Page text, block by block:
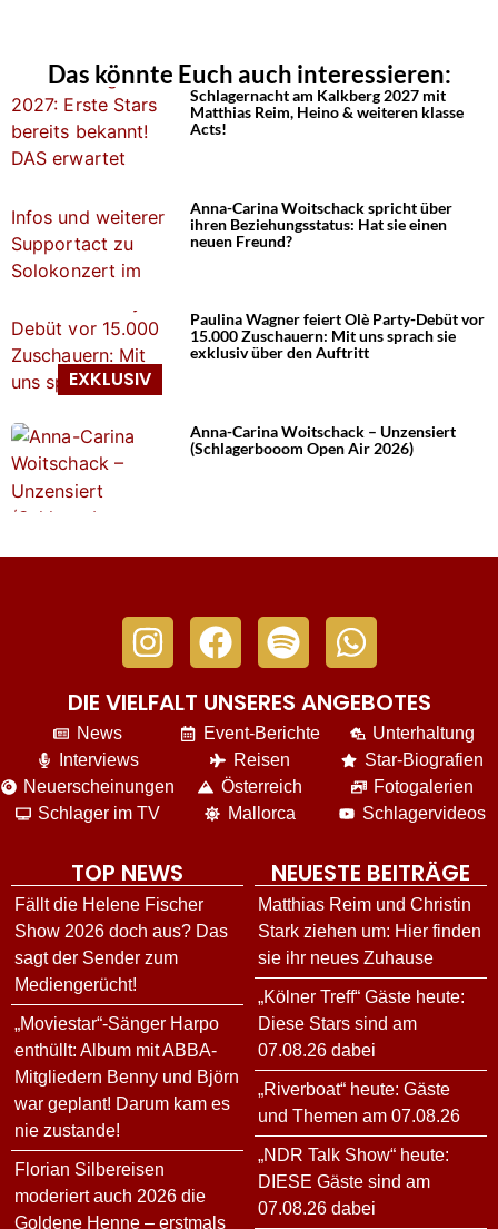
Das könnte Euch auch interessieren:
Schlagernacht am Kalkberg 2027 mit
Matthias Reim, Heino & weiteren klasse
Acts!
Anna-Carina Woitschack spricht über
ihren Beziehungsstatus: Hat sie einen
neuen Freund?
Paulina Wagner feiert Olè Party-Debüt vor
15.000 Zuschauern: Mit uns sprach sie
exklusiv über den Auftritt
Anna-Carina Woitschack – Unzensiert
(Schlagerbooom Open Air 2026)
DIE VIELFALT UNSERES ANGEBOTES
News
Interviews
Neuerscheinungen
Schlager im TV
Event-Berichte
Reisen
Österreich
Mallorca
Unterhaltung
Star-Biografien
Fotogalerien
Schlagervideos
TOP NEWS
Fällt die Helene Fischer
Show 2026 doch aus? Das
sagt der Sender zum
Mediengerücht!
„Moviestar“-Sänger Harpo
enthüllt: Album mit ABBA-
Mitgliedern Benny und Björn
war geplant! Darum kam es
nie zustande!
Florian Silbereisen
moderiert auch 2026 die
Goldene Henne – erstmals
NEUESTE BEITRÄGE
Matthias Reim und Christin
Stark ziehen um: Hier finden
sie ihr neues Zuhause
„Kölner Treff“ Gäste heute:
Diese Stars sind am
07.08.26 dabei
„Riverboat“ heute: Gäste
und Themen am 07.08.26
„NDR Talk Show“ heute:
DIESE Gäste sind am
07.08.26 dabei